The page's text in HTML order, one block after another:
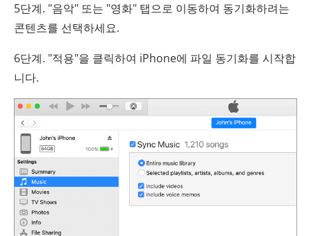
5단계. "음악" 또는 "영화" 탭으로 이동하여 동기화하려는
콘텐츠를 선택하세요.
6단계. "적용"을 클릭하여 iPhone에 파일 동기화를 시작합
니다.